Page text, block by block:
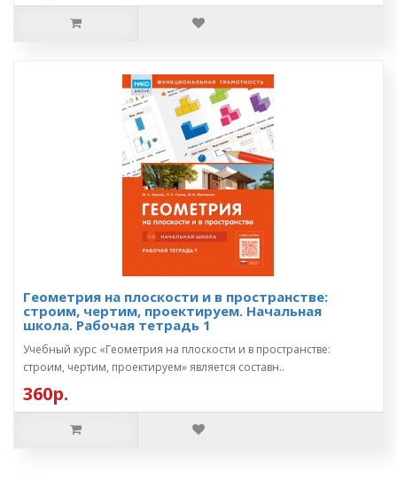
Геометрия на плоскости и в пространстве:
строим, чертим, проектируем. Начальная
школа. Рабочая тетрадь 1
Учебный курс «Геометрия на плоскости и в пространстве:
строим, чертим, проектируем» является составн..
360р.